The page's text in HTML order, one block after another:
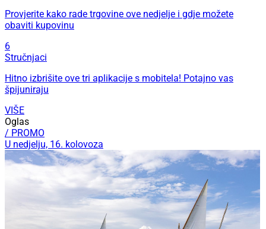
Provjerite kako rade trgovine ove nedjelje i gdje možete
obaviti kupovinu
6
Stručnjaci
Hitno izbrišite ove tri aplikacije s mobitela! Potajno vas
špijuniraju
VIŠE
Oglas
/ PROMO
U nedjelju, 16. kolovoza